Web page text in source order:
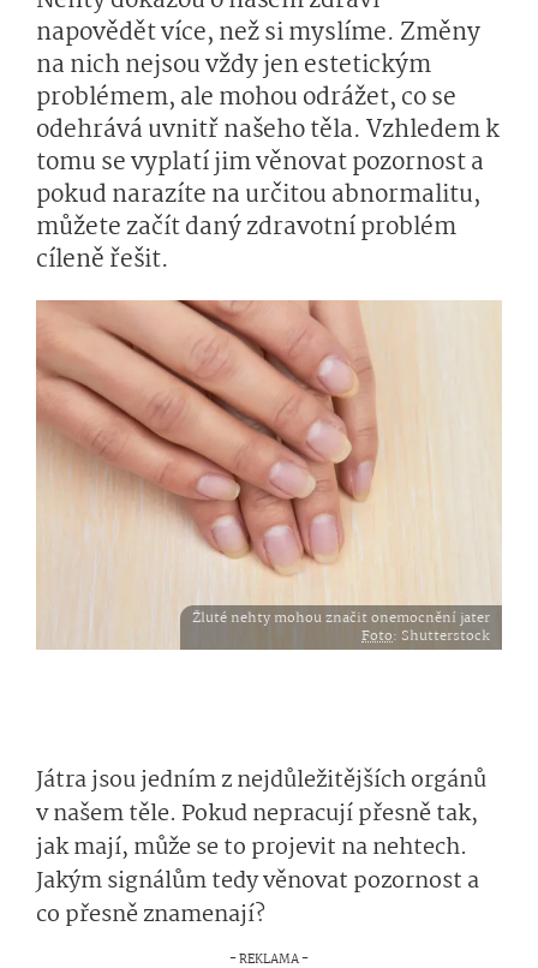
napovědět více, než si myslíme. Změny
na nich nejsou vždy jen estetickým
problémem, ale mohou odrážet, co se
odehrává uvnitř našeho těla. Vzhledem k
tomu se vyplatí jim věnovat pozornost a
pokud narazíte na určitou abnormalitu,
můžete začít daný zdravotní problém
cíleně řešit.
Žluté nehty mohou značit onemocnění jater
Foto: Shutterstock
Játra jsou jedním z nejdůležitějších orgánů
v našem těle. Pokud nepracují přesně tak,
jak mají, může se to projevit na nehtech.
Jakým signálům tedy věnovat pozornost a
co přesně znamenají?